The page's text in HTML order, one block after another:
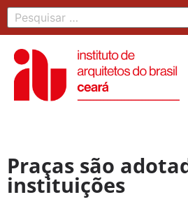
Praças são
instituições